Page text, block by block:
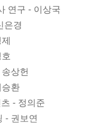
연구 - 이상국
은경
상헌
환
- 정의준
- 권보연